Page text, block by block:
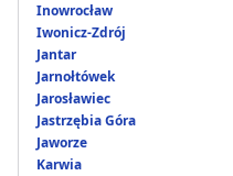
Inowrocław
Iwonicz-Zdrój
Jantar
Jarnołtówek
Jarosławiec
Jastrzębia Góra
Jaworze
Karwia